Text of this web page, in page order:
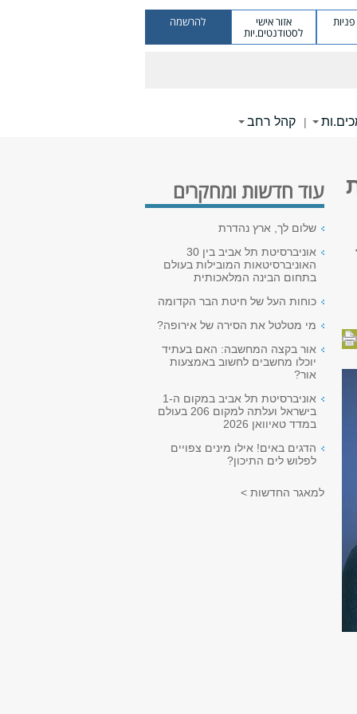
אזור אישי
לסטודנטים.יות
להרשמה
| קהל רחב
עוד חדשות ומחקרים
שלום לך, ארץ נהדרת
אוניברסיטת תל אביב בין 30
האוניברסיטאות המובילות בעולם
בתחום הבינה המלאכותית
כוחות העל של חיטת הבר הקדומה
מי מטלטל את הסירה של אירופה?
אור בקצה המחשבה: האם בעתיד
יוכלו מחשבים לחשוב באמצעות
אור?
אוניברסיטת תל אביב במקום ה-1
בישראל ועלתה למקום 206 בעולם
במדד טאיוואן 2026
הדגים באים! אילו מינים צפויים
לפלוש לים התיכון?
למאגר החדשות >